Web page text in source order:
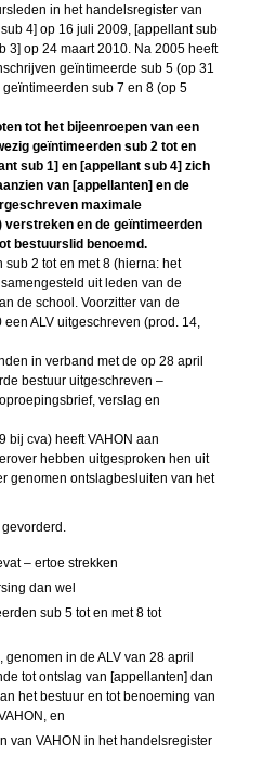
in het handelsregister van
4] op 16 juli 2009, [appellant sub
3] op 24 maart 2010. Na 2005 heeft
geïntimeerde sub 5 (op 31
sub 7 en 8 (op 5
tot het bijeenroepen van een
geïntimeerden sub 2 tot en
sub 1] en [appellant sub 4] zich
van [appellanten] en de
maximale
verstreken en de geïntimeerden
bestuurslid benoemd.
2 tot en met 8 (hierna: het
uit leden van de
de school. Voorzitter van de
ALV uitgeschreven (prod. 14,
in verband met de op 28 april
bestuur uitgeschreven –
verslag en
bij cva) heeft VAHON aan
hebben uitgesproken hen uit
genomen ontslagbesluiten van het
– ertoe strekken
dan wel
sub 5 tot en met 8 tot
in de ALV van 28 april
tot ontslag van [appellanten] dan
het bestuur en tot benoeming van
en
van VAHON in het handelsregister